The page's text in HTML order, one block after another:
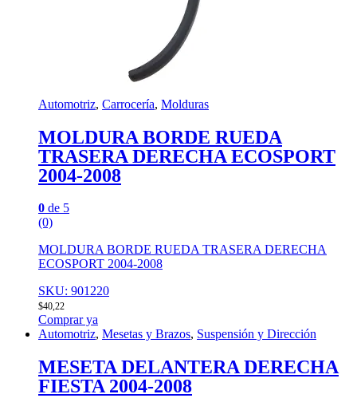
Automotriz, Carrocería, Molduras
MOLDURA BORDE RUEDA
TRASERA DERECHA ECOSPORT
2004-2008
0 de 5
(0)
MOLDURA BORDE RUEDA TRASERA DERECHA
ECOSPORT 2004-2008
SKU: 901220
$40,22
Comprar ya
Automotriz, Mesetas y Brazos, Suspensión y Dirección
MESETA DELANTERA DERECHA
FIESTA 2004-2008